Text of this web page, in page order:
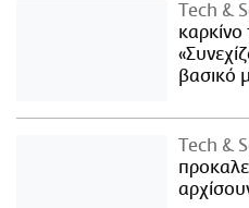
Τech &
βασικό
Τech &